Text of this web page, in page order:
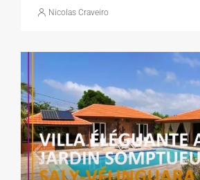
Nicolas Craveiro